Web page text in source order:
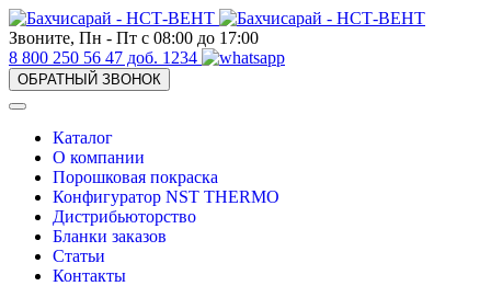
Звоните, Пн - Пт с 08:00 до 17:00
8 800 250 56 47 доб. 1234
ОБРАТНЫЙ ЗВОНОК
Каталог
О компании
Порошковая покраска
Конфигуратор NST THERMO
Дистрибьюторство
Бланки заказов
Статьи
Контакты